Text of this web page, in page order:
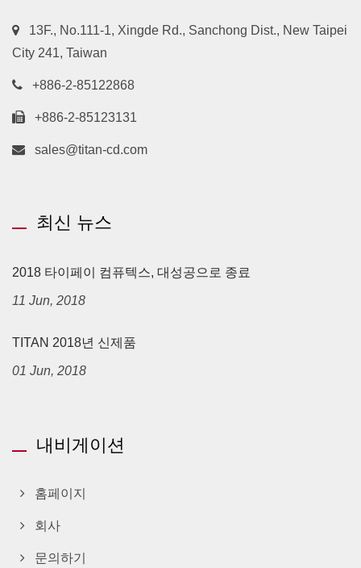
13F., No.111-1, Xingde Rd., Sanchong Dist., New Taipei
City 241, Taiwan
+886-2-85122868
+886-2-85123131
sales@titan-cd.com
최신 뉴스
2018 타이페이 컴퓨텍스, 대성공으로 종료
11 Jun, 2018
TITAN 2018년 신제품
01 Jun, 2018
내비게이션
홈페이지
회사
문의하기